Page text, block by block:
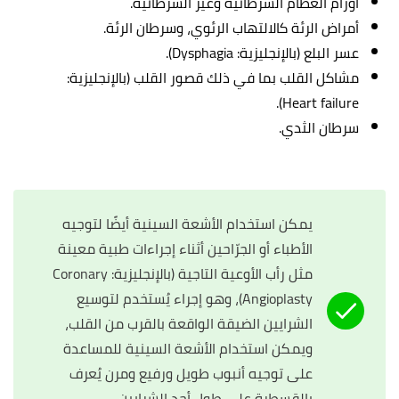
أمراض الرئة كالالتهاب الرئوي، وسرطان الرئة.
عسر البلع (بالإنجليزية: Dysphagia).
مشاكل القلب بما في ذلك قصور القلب (بالإنجليزية:
Heart failure).
سرطان الثدي.
يمكن استخدام الأشعة السينية أيضًا لتوجيه
الأطباء أو الجرّاحين أثناء إجراءات طبية معينة
مثل رأب الأوعية التاجية (بالإنجليزية: Coronary
Angioplasty)، وهو إجراء يُستخدم لتوسيع
الشرايين الضيقة الواقعة بالقرب من القلب،
ويمكن استخدام الأشعة السينية للمساعدة
على توجيه أنبوب طويل ورفيع ومرن يُعرف